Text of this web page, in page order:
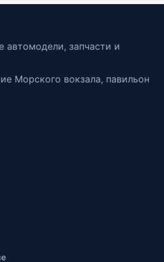
автомодели, запчасти и
Морского вокзала, павильон